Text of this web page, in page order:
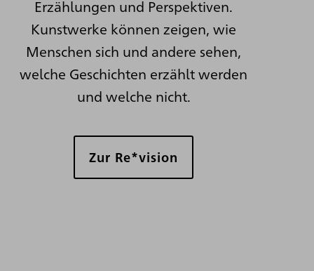
Erzählungen und Perspektiven.
Kunstwerke können zeigen, wie
Menschen sich und andere sehen,
welche Geschichten erzählt werden
und welche nicht.
Zur Re*vision